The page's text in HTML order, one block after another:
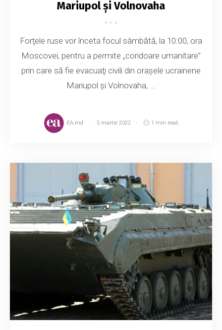
Mariupol şi Volnovaha
Forţele ruse vor înceta focul sâmbătă, la 10:00, ora
Moscovei, pentru a permite „coridoare umanitare”
prin care să fie evacuaţi civili din oraşele ucrainene
Mariupol şi Volnovaha, ...
EA.md 5 martie 2022 1 min read